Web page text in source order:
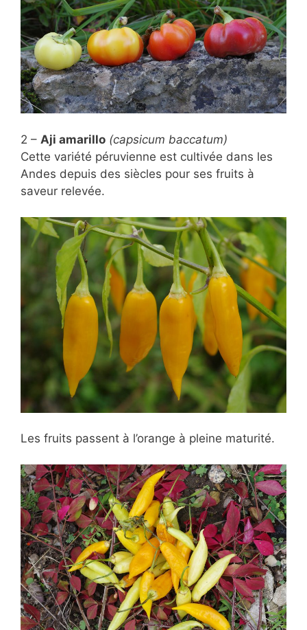
2 – Aji amarillo (capsicum baccatum)
Cette variété péruvienne est cultivée dans les
Andes depuis des siècles pour ses fruits à
saveur relevée.
Les fruits passent à l’orange à pleine maturité.